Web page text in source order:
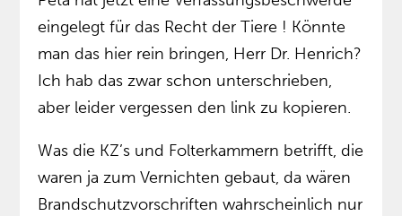
eingelegt für das Recht der Tiere ! Könnte
man das hier rein bringen, Herr Dr. Henrich?
Ich hab das zwar schon unterschrieben,
aber leider vergessen den link zu kopieren.
Was die KZ’s und Folterkammern betrifft, die
waren ja zum Vernichten gebaut, da wären
Brandschutzvorschriften wahrscheinlich nur